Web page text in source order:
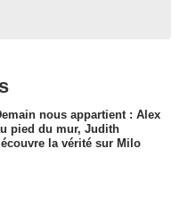
nous appartient : Alex
pied du mur, Judith
la vérité sur Milo